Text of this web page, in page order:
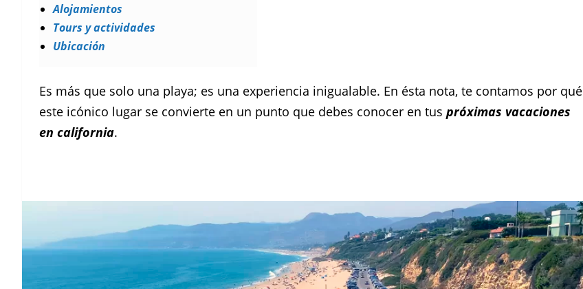
Alojamientos
Tours y actividades
Ubicación
Es más que solo una playa; es una experiencia inigualable. En ésta nota, te contamos por qué
este icónico lugar se convierte en un punto que debes conocer en tus próximas vacaciones
en california.